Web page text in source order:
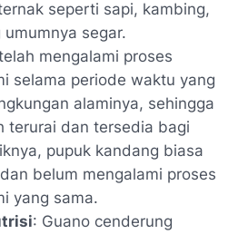
seperti sapi, kambing,
segar.
mengalami proses
selama periode waktu yang
alaminya, sehingga
terurai dan tersedia bagi
pupuk kandang biasa
belum mengalami proses
yang sama.
: Guano cenderung